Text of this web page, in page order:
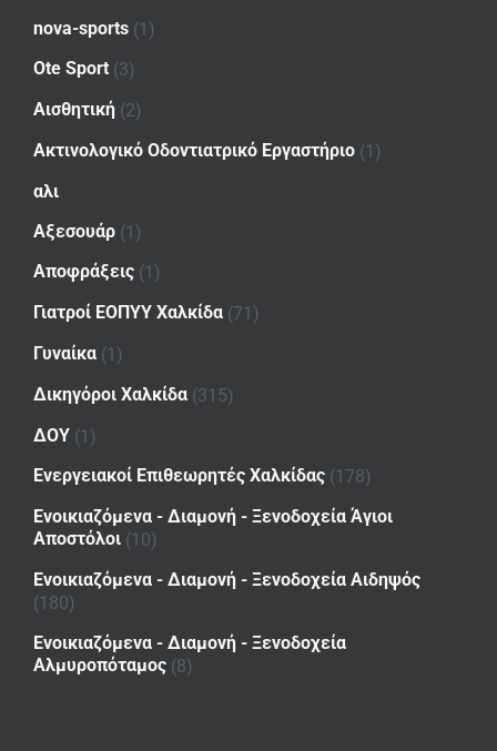
nova-sports (1)
Ote Sport (3)
Αισθητική (2)
Ακτινολογικό Οδοντιατρικό Εργαστήριο (1)
αλι
Αξεσουάρ (1)
Αποφράξεις (1)
Γιατροί ΕΟΠΥΥ Χαλκίδα (71)
Γυναίκα (1)
Δικηγόροι Χαλκίδα (315)
ΔΟΥ (1)
Ενεργειακοί Επιθεωρητές Χαλκίδας (178)
Ενοικιαζόμενα - Διαμονή - Ξενοδοχεία Άγιοι
Αποστόλοι (10)
Ενοικιαζόμενα - Διαμονή - Ξενοδοχεία Αιδηψός
(180)
Ενοικιαζόμενα - Διαμονή - Ξενοδοχεία
Αλμυροπόταμος (8)